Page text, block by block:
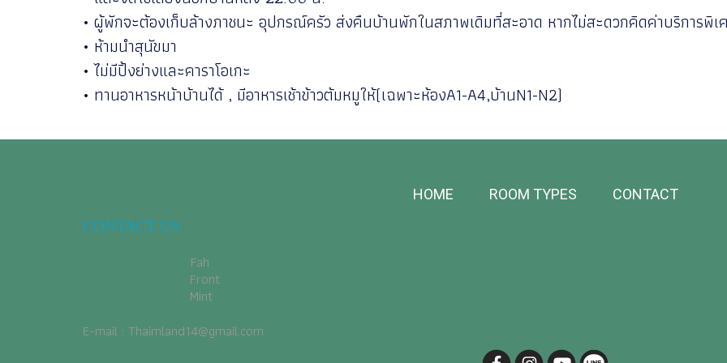
• ผู้พักจะต้องเก็บล้างภาชนะ อุปกรณ์ครัว ส่งคืนบ้านพักในสภาพเดิมที่สะอาด หากไม่สะดวกคิดค่าบริการพิ
• ห้ามนำสุนัขมา
• ไม่มีปิ้งย่างและคาราโอเกะ
• ทานอาหารหน้าบ้านได้ , มีอาหารเช้าข้าวต้มหมูให้(เฉพาะห้องA1-A4,บ้านN1-N2)
HOME ROOM TYPES CONTACT
CONTACT US
​ Fah
Front
Mint
E-mail : Thaimland14@gmail.com